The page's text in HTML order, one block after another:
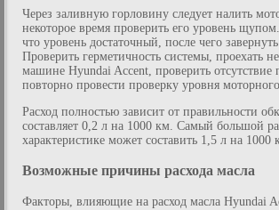
Через заливную горловину следует налить
некоторое время проверить его уровень
что уровень достаточный, после чего
Проверить герметичность системы, проехать
машине Hyundai Accent, проверить отсутствие
повторно провести проверку уровня
Расход полностью зависит от правильности
составляет 0,2 л на 1000 км. Самый большой
характеристике может составить 1,5 л на 1000
Возможные причины расхода масла
Факторы, влияющие на расход масла Hyundai